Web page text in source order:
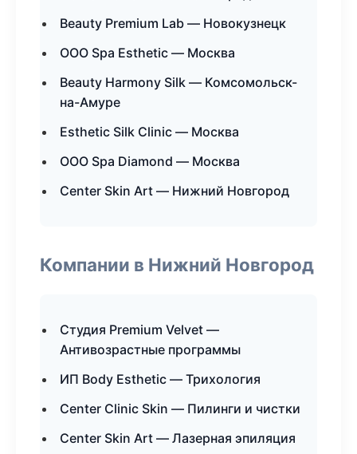
Beauty Premium Lab — Новокузнецк
ООО Spa Esthetic — Москва
Beauty Harmony Silk — Комсомольск-
на-Амуре
Esthetic Silk Clinic — Москва
ООО Spa Diamond — Москва
Center Skin Art — Нижний Новгород
Компании в Нижний Новгород
Студия Premium Velvet —
Антивозрастные программы
ИП Body Esthetic — Трихология
Center Clinic Skin — Пилинги и чистки
Center Skin Art — Лазерная эпиляция